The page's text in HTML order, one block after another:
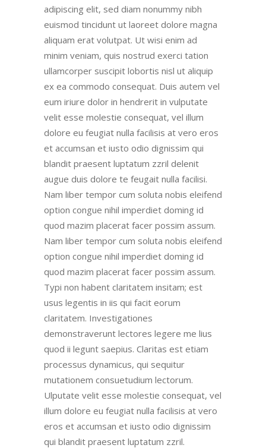
adipiscing elit, sed diam nonummy nibh
euismod tincidunt ut laoreet dolore magna
aliquam erat volutpat. Ut wisi enim ad
minim veniam, quis nostrud exerci tation
ullamcorper suscipit lobortis nisl ut aliquip
ex ea commodo consequat. Duis autem vel
eum iriure dolor in hendrerit in vulputate
velit esse molestie consequat, vel illum
dolore eu feugiat nulla facilisis at vero eros
et accumsan et iusto odio dignissim qui
blandit praesent luptatum zzril delenit
augue duis dolore te feugait nulla facilisi.
Nam liber tempor cum soluta nobis eleifend
option congue nihil imperdiet doming id
quod mazim placerat facer possim assum.
Nam liber tempor cum soluta nobis eleifend
option congue nihil imperdiet doming id
quod mazim placerat facer possim assum.
Typi non habent claritatem insitam; est
usus legentis in iis qui facit eorum
claritatem. Investigationes
demonstraverunt lectores legere me lius
quod ii legunt saepius. Claritas est etiam
processus dynamicus, qui sequitur
mutationem consuetudium lectorum.
Ulputate velit esse molestie consequat, vel
illum dolore eu feugiat nulla facilisis at vero
eros et accumsan et iusto odio dignissim
qui blandit praesent luptatum zzril.